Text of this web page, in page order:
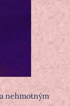
nehmotným